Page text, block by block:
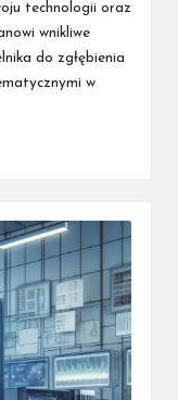
technologii oraz
wnikliwe
do zgłębienia
w